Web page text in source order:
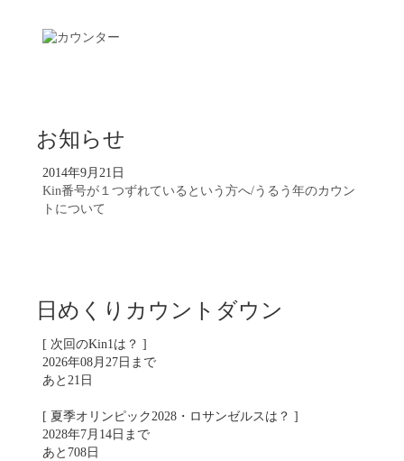
お知らせ
2014年9月21日
Kin番号が１つずれているという方へ/うるう年のカウン
トについて
日めくりカウントダウン
[ 次回のKin1は？ ]
2026年08月27日まで
あと21日
[ 夏季オリンピック2028・ロサンゼルスは？ ]
2028年7月14日まで
あと708日